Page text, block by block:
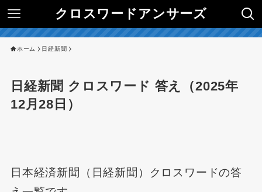
クロスワードアンサーズ
ホーム 日経新聞
日経新聞 クロスワード 答え（2025年
12月28日）
日本経済新聞（日経新聞）クロスワードの答